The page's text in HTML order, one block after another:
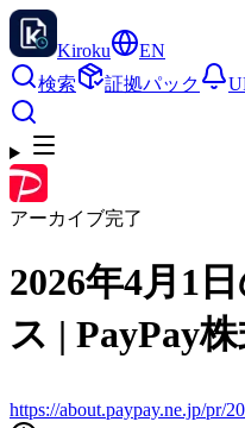
Kiroku
EN
検索
証拠パック
アーカイブ完了
2026年4月1
ス | PayPay
https://about.paypay.ne.jp/pr/